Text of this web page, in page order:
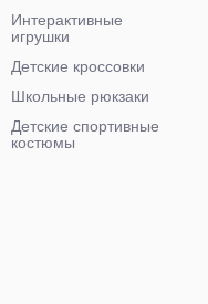
Интерактивные
игрушки
Детские кроссовки
Школьные рюкзаки
Детские спортивные
костюмы